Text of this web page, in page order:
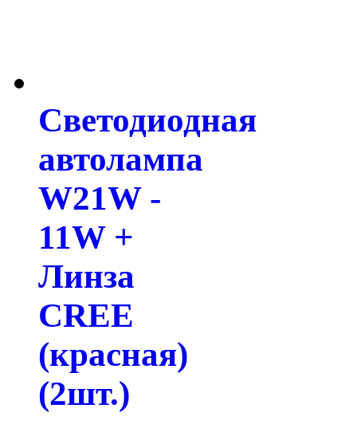
Светодиодная
автолампа
W21W -
11W +
Линза
CREE
(красная)
(2шт.)